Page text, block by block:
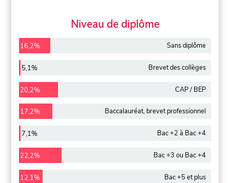
Niveau de diplôme
16,2% Sans diplôme
5,1% Brevet des collèges
20,2% CAP / BEP
17,2% Baccalauréat, brevet professionnel
7,1% Bac +2 à Bac +4
22,2% Bac +3 ou Bac +4
12,1% Bac +5 et plus